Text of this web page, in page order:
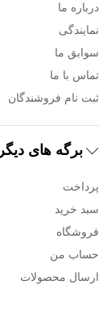
درباره ما
نمایندگی
سوابق ما
تماس با ما
ثبت نام فروشندگان
برگه های دیگر
پرداخت
سبد خرید
فروشگاه
حساب من
ارسال محصولات